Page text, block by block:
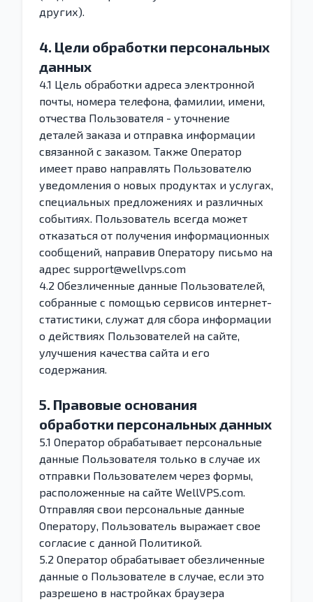
других).
4. Цели обработки персональных
данных
4.1 Цель обработки адреса электронной
почты, номера телефона, фамилии, имени,
отчества Пользователя - уточнение
деталей заказа и отправка информации
связанной с заказом. Также Оператор
имеет право направлять Пользователю
уведомления о новых продуктах и услугах,
специальных предложениях и различных
событиях. Пользователь всегда может
отказаться от получения информационных
сообщений, направив Оператору письмо на
адрес support@wellvps.com
4.2 Обезличенные данные Пользователей,
собранные с помощью сервисов интернет-
статистики, служат для сбора информации
о действиях Пользователей на сайте,
улучшения качества сайта и его
содержания.
5. Правовые основания
обработки персональных данных
5.1 Оператор обрабатывает персональные
данные Пользователя только в случае их
отправки Пользователем через формы,
расположенные на сайте WellVPS.com.
Отправляя свои персональные данные
Оператору, Пользователь выражает свое
согласие с данной Политикой.
5.2 Оператор обрабатывает обезличенные
данные о Пользователе в случае, если это
разрешено в настройках браузера